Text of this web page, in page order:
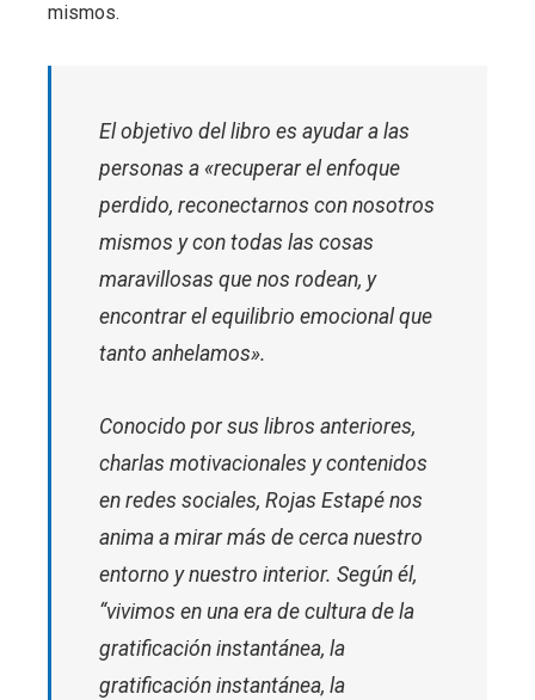
mismos.
El objetivo del libro es ayudar a las
personas a «recuperar el enfoque
perdido, reconectarnos con nosotros
mismos y con todas las cosas
maravillosas que nos rodean, y
encontrar el equilibrio emocional que
tanto anhelamos».
Conocido por sus libros anteriores,
charlas motivacionales y contenidos
en redes sociales, Rojas Estapé nos
anima a mirar más de cerca nuestro
entorno y nuestro interior. Según él,
“vivimos en una era de cultura de la
gratificación instantánea, la
gratificación instantánea, la